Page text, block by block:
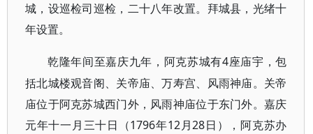
城，设巡检司巡检，二十八年改置。拜城县，光绪十
年设置。
乾隆年间至嘉庆九年，阿克苏城有4座庙宇，包
括北城楼观音阁、关帝庙、万寿宫、风雨神庙。关帝
庙位于阿克苏城西门外，风雨神庙位于东门外。嘉庆
元年十一月三十日（1796年12月28日），阿克苏办